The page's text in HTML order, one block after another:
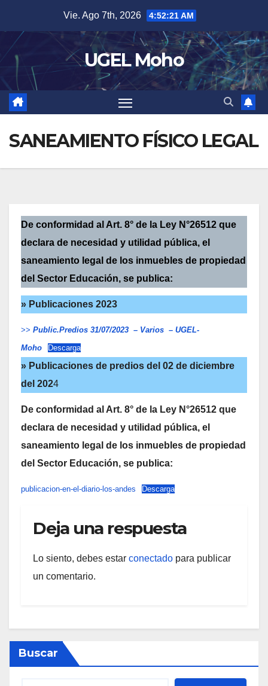
content
Vie. Ago 7th, 2026 4:52:21 AM
UGEL Moho
SANEAMIENTO FÍSICO LEGAL
De conformidad al Art. 8° de la Ley N°26512 que
declara de necesidad y utilidad pública, el
saneamiento legal de los inmuebles de propiedad
del Sector Educación, se publica:
» Publicaciones 2023
>> Public.Predios 31/07/2023 – Varios – UGEL-
Moho
Descarga
» Publicaciones de predios del 02 de diciembre
del 2024
De conformidad al Art. 8° de la Ley N°26512 que
declara de necesidad y utilidad pública, el
saneamiento legal de los inmuebles de propiedad
del Sector Educación, se publica:
publicacion-en-el-diario-los-andes Descarga
Deja una respuesta
Lo siento, debes estar conectado para publicar
un comentario.
Buscar